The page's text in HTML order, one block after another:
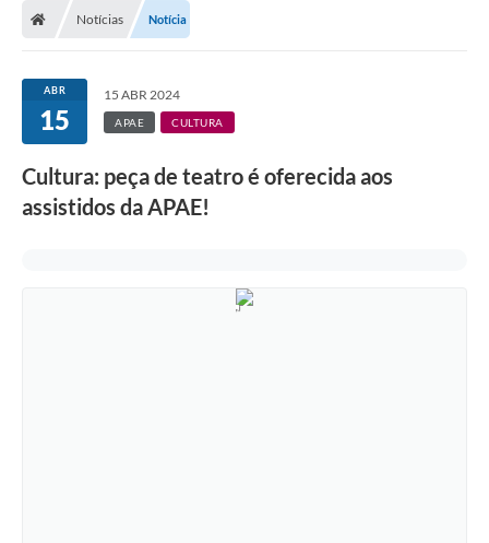
Notícias Notícia
ABR
15
15 ABR 2024
APAE CULTURA
Cultura: peça de teatro é oferecida aos
assistidos da APAE!